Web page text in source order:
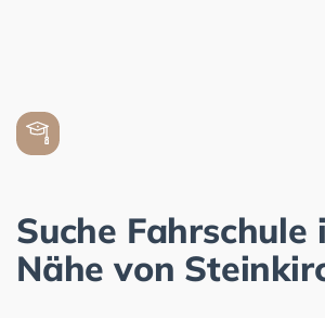
Suche Fahrschule
Nähe von